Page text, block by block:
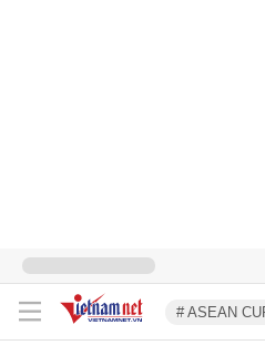
# ASEAN